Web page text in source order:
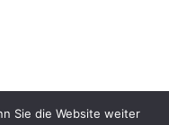
Sie die Website weiter